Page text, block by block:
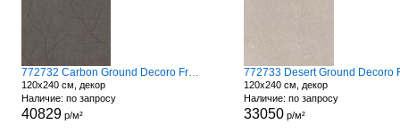
772732 Carbon Ground Decoro Fronds A
120x240 см, декор
Наличие: по запросу
40829р/м²
120x240 см, декор
Наличие: по запросу
33050р/м²